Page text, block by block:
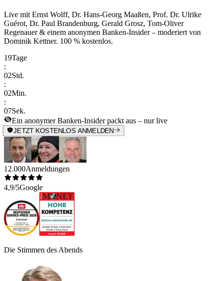
Live mit Ernst Wolff, Dr. Hans-Georg Maaßen, Prof. Dr. Ulrike
Guérot, Dr. Paul Brandenburg, Gerald Grosz, Tom-Oliver
Regenauer & einem anonymen Banken-Insider– moderiert von
Dominik Kettner. 100 % kostenlos.
19Tage
:
02Std.
:
02Min.
:
07Sek.
Ein anonymer Banken-Insider packt aus – nur live
JETZT KOSTENLOS ANMELDEN
12.000Anmeldungen
4,9/5Google
Die Stimmen des Abends